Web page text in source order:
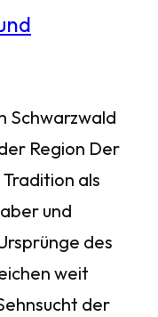
Schwarzwald
Region Der
als
und
des
weit
der